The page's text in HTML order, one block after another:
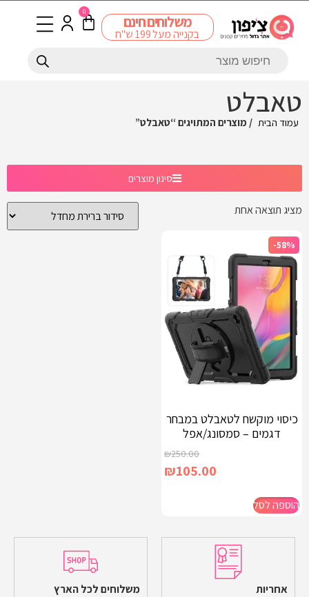
משלוחים חינם
בקנייה מעל 199 ש"ח
0
טאבלט
עמוד הבית / מוצרים המתויגים “טאבלט”
סינון מוצרים
מציג תוצאה אחת
-58%
כיסוי מוקשח לטאבלט במבחר
דגמים – סמסונג/אפל
₪250.00
₪105.00
הוספה לסל
אחריות
משלוחים לכל הארץ